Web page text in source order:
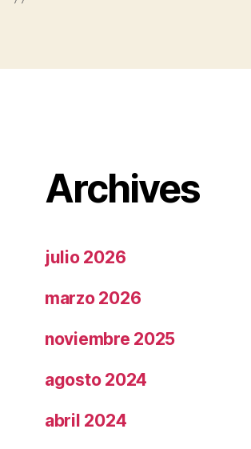
Archives
julio 2026
marzo 2026
noviembre 2025
agosto 2024
abril 2024